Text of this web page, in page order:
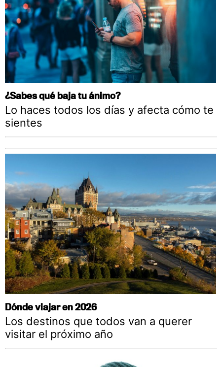
¿Sabes qué baja tu ánimo?
Lo haces todos los días y afecta cómo te
sientes
Dónde viajar en 2026
Los destinos que todos van a querer
visitar el próximo año